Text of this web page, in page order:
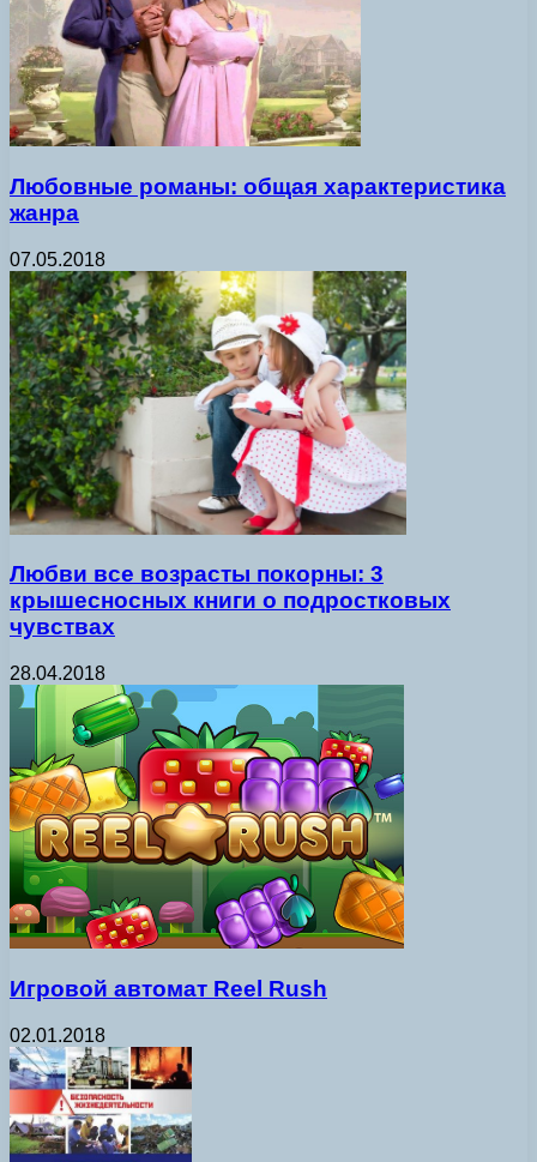
Любовные романы: общая характеристика
жанра
07.05.2018
Любви все возрасты покорны: 3
крышесносных книги о подростковых
чувствах
28.04.2018
Игровой автомат Reel Rush
02.01.2018